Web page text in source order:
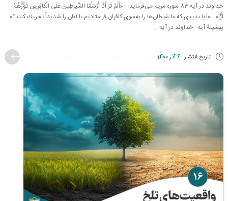
خداوند در آیه 83 سوره مریم می‌فرماید: «أَلَمْ تَرَ أَنَّا أَرْسَلْنَا الشَّیاطِینَ عَلَى الْكَافِرِینَ تَؤُزُّهُمْ
أَزًّا» «آیا ندیدى كه ما شیطان‌ها را به‌سوى كافران فرستادیم تا آنان را شدیداً تحریك كنند؟»
پیشینۀ آیه خداوند در آیه ...
تاریخ انتشار 6 آذر 1400